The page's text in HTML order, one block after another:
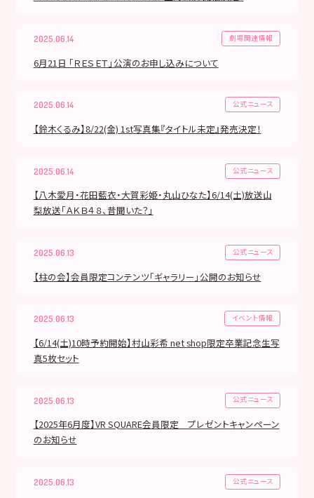
2025.06.14 劇場関連情報
6月21日 「ＲＥＳＥＴ」公演のお申し込みについて
2025.06.14 公式ニュース
【鈴木くるみ】8/22(金) 1st写真集『タイトル未定』発売決定！
2025.06.14 公式ニュース
【八木愛月・花田藍衣・大賀彩姫・丸山ひなた】6/14(土)放送山
梨放送「ＡＫＢ４８、昔聞いた？」
2025.06.13 公式ニュース
【柱の会】会員限定コンテンツ「ギャラリー」公開のお知らせ
2025.06.13 イベント情報
【6/14(土)10時予約開始】村山彩希 net shop限定卒業記念生写
真5枚セット
2025.06.13 公式ニュース
【2025年6月度】VR SQUARE会員限定 プレゼントキャンペーン
のお知らせ
2025.06.13 公式ニュース